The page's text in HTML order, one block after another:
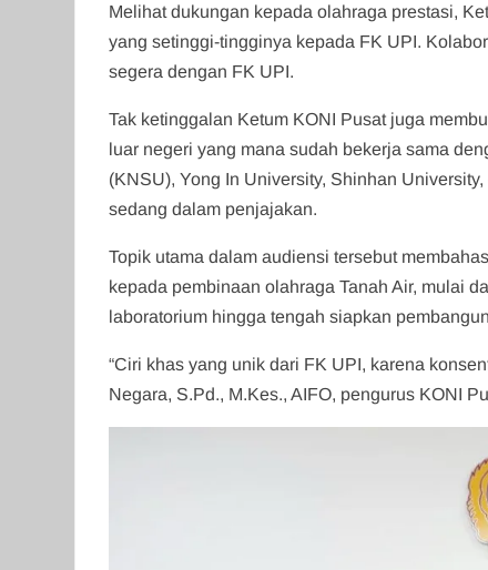
Melihat dukungan kepada olahraga prestasi,
yang setinggi-tingginya kepada FK UPI.
segera dengan FK UPI.
Tak ketinggalan Ketum KONI Pusat juga
luar negeri yang mana sudah bekerja sama
(KNSU), Yong In University, Shinhan
sedang dalam penjajakan.
Topik utama dalam audiensi tersebut
kepada pembinaan olahraga Tanah Air, mulai
laboratorium hingga tengah siapkan
“Ciri khas yang unik dari FK UPI, karena
Negara, S.Pd., M.Kes., AIFO, pengurus KONI